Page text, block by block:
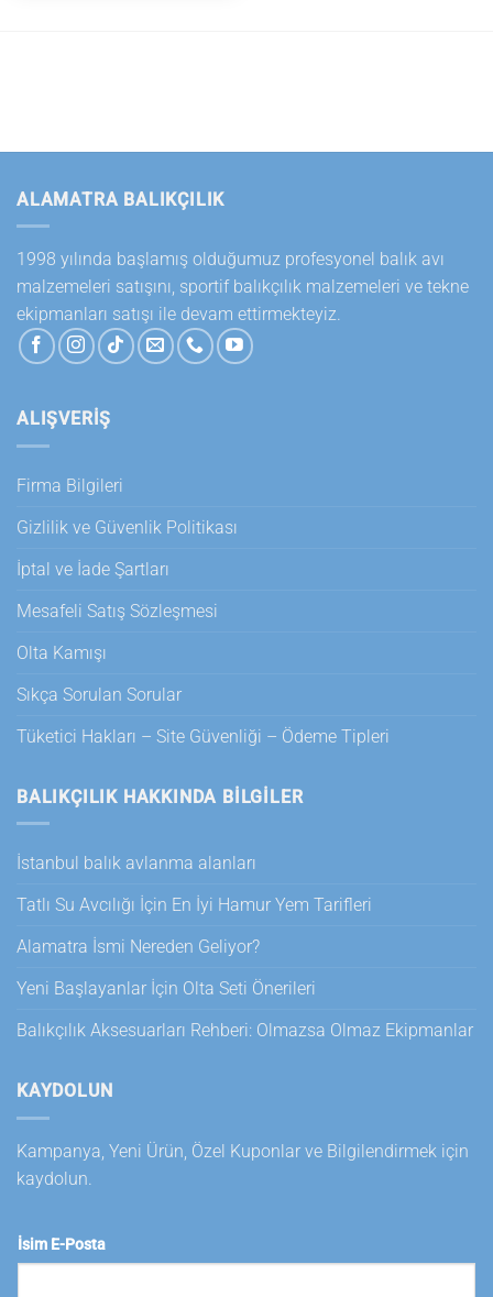
ALAMATRA BALIKÇILIK
1998 yılında başlamış olduğumuz profesyonel balık avı
malzemeleri satışını, sportif balıkçılık malzemeleri ve tekne
ekipmanları satışı ile devam ettirmekteyiz.
ALIŞVERİŞ
Firma Bilgileri
Gizlilik ve Güvenlik Politikası
İptal ve İade Şartları
Mesafeli Satış Sözleşmesi
Olta Kamışı
Sıkça Sorulan Sorular
Tüketici Hakları – Site Güvenliği – Ödeme Tipleri
BALIKÇILIK HAKKINDA BILGILER
İstanbul balık avlanma alanları
Tatlı Su Avcılığı İçin En İyi Hamur Yem Tarifleri
Alamatra İsmi Nereden Geliyor?
Yeni Başlayanlar İçin Olta Seti Önerileri
Balıkçılık Aksesuarları Rehberi: Olmazsa Olmaz Ekipmanlar
KAYDOLUN
Kampanya, Yeni Ürün, Özel Kuponlar ve Bilgilendirmek için
kaydolun.
İsim E-Posta